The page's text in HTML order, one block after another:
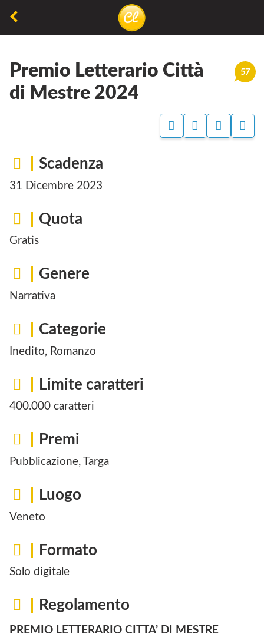
non
permette
permette
respirare
57
Premio Letterario Città
di Mestre 2024
Scadenza
31 Dicembre 2023
Quota
Gratis
Genere
Narrativa
Categorie
Inedito, Romanzo
Limite caratteri
400.000 caratteri
Premi
Pubblicazione, Targa
Luogo
Veneto
Formato
Solo digitale
Regolamento
PREMIO LETTERARIO CITTA’ DI MESTRE